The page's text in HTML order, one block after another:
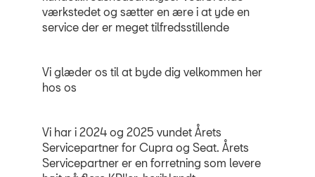
værkstedet og sætter en ære i at yde en
service der er meget tilfredsstillende
Vi glæder os til at byde dig velkommen her
hos os
Vi har i 2024 og 2025 vundet Årets
Servicepartner for Cupra og Seat. Årets
Servicepartner er en forretning som levere